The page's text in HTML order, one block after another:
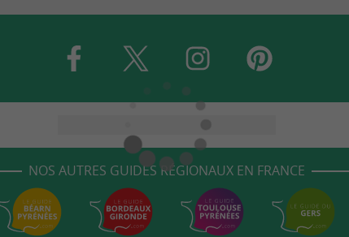
NOS AUTRES GUIDES RÉGIONAUX EN FRANCE